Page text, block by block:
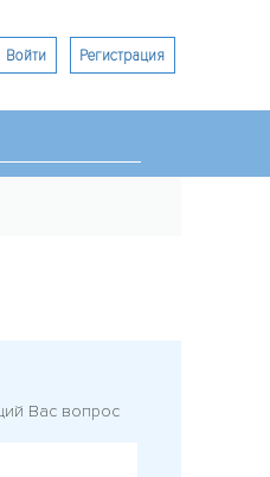
Войти Регистрация
поиска
Вас вопрос